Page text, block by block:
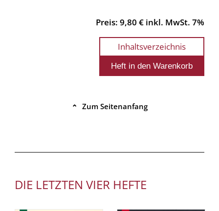
Preis: 9,80 € inkl. MwSt. 7%
Inhaltsverzeichnis
⌃ Zum Seitenanfang
DIE LETZTEN VIER HEFTE